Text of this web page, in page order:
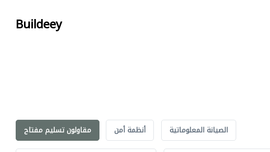
Buildeey
مقاولون تسليم مفتاح أنظمة أمن الصيانة المعلوماتية